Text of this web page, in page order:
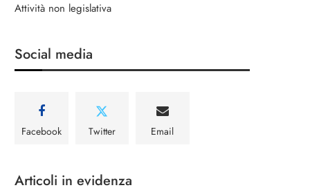
Attività non legislativa
Social media
Facebook Twitter Email
Articoli in evidenza